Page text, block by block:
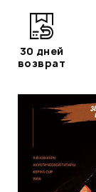
30 дней
возврат